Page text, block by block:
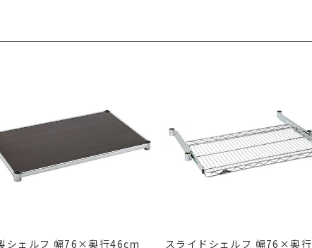
シェルフ 幅76×奥行46cm スライドシェルフ 幅76×奥行